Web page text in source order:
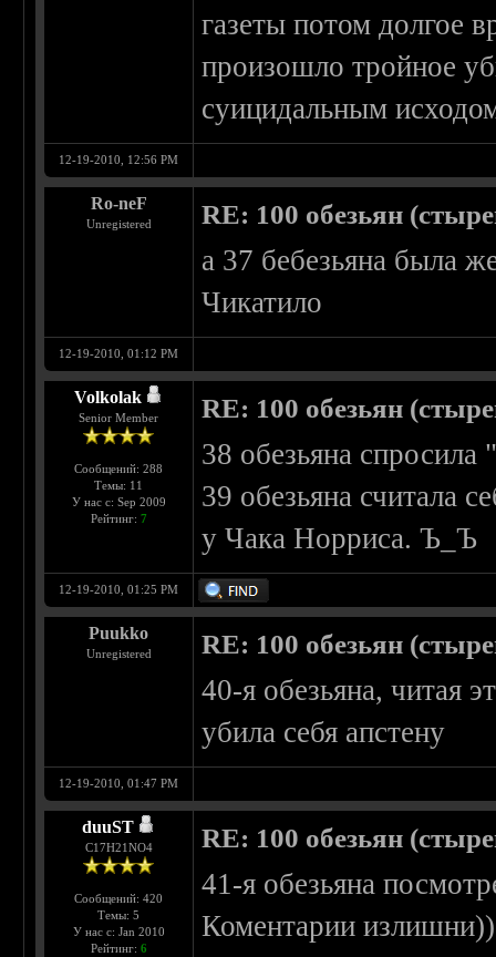
газеты потом долгое
произошло тройное
суицидальным
12-19-2010, 12:56 PM
Ro-neF
Unregistered RE: 100 обезьян
а 37 бебезьяна была
Чикатило
12-19-2010, 01:12 PM
Volkolak
Senior Member
Сообщений: 288
Темы: 11
У нас с: Sep 2009
Рейтинг: 7
RE: 100 обезьян
38 обезьяна
39 обезьяна считала
у Чака Норриса. Ъ_Ъ
12-19-2010, 01:25 PM
Puukko
Unregistered RE: 100 обезьян
40-я обезьяна, читая
убила себя апстену
12-19-2010, 01:47 PM
duuST
С17H21NO4
Сообщений: 420
Темы: 5
У нас с: Jan 2010
Рейтинг: 6
RE: 100 обезьян
41-я обезьяна
Коментарии излишни))